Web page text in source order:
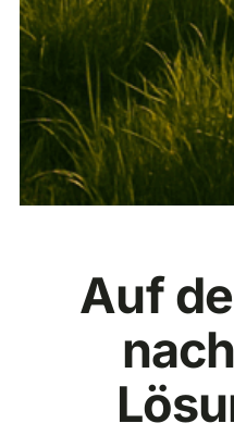
Auf